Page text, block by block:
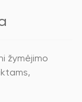
žymėjimo